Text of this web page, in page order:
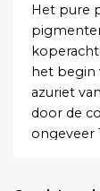
Het pure
het begin
azuriet
door de
ongeveer